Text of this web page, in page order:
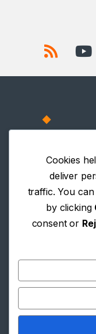
Cookies
deliver
traffic. You
by clicking
consent or